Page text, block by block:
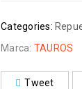
Categories:
Marca: TAUROS
Tweet